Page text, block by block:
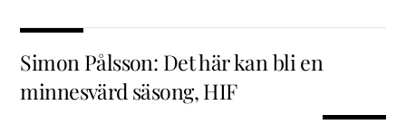
Simon Pålsson: Det här kan bli en
minnesvärd säsong, HIF